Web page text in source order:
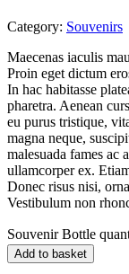
Category: Souvenirs
Maecenas iaculis
Proin eget dictum
In hac habitasse
pharetra. Aenean
eu purus tristique,
magna neque,
malesuada fames ac
ullamcorper ex.
Donec risus nisi,
Vestibulum non
Souvenir Bottle
Add to basket